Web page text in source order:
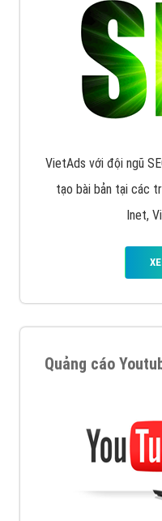
VietAds với đội ngũ
tạo bài bản tại các
Inet,
Quảng cáo